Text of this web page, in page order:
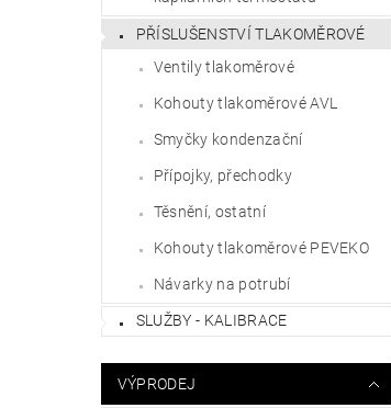
PŘÍSLUŠENSTVÍ TLAKOMĚROVÉ
Ventily tlakoměrové
Kohouty tlakoměrové AVL
Smyčky kondenzační
Přípojky, přechodky
Těsnění, ostatní
Kohouty tlakoměrové PEVEKO
Návarky na potrubí
SLUŽBY - KALIBRACE
VÝPRODEJ